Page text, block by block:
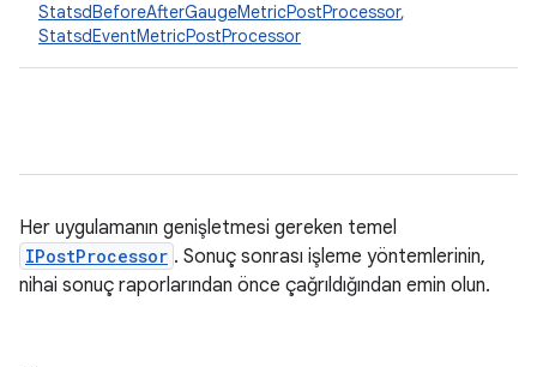
StatsdBeforeAfterGaugeMetricPostProcessor,
StatsdEventMetricPostProcessor
Her uygulamanın genişletmesi gereken temel
IPostProcessor . Sonuç sonrası işleme yöntemlerinin,
nihai sonuç raporlarından önce çağrıldığından emin olun.